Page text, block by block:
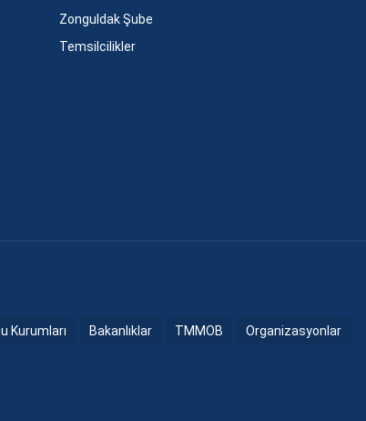
Zonguldak Şube
Temsilcilikler
Kurumları Bakanlıklar TMMOB Organizasyonlar